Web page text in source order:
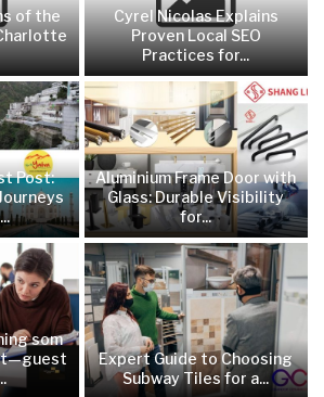
of the
Cyrel Nicolas Explains
Proven Local SEO
Practices for...
Post:
Aluminium Frame Door with
Glass: Durable Visibility
for...
som
Expert Guide to Choosing
Subway Tiles for a...